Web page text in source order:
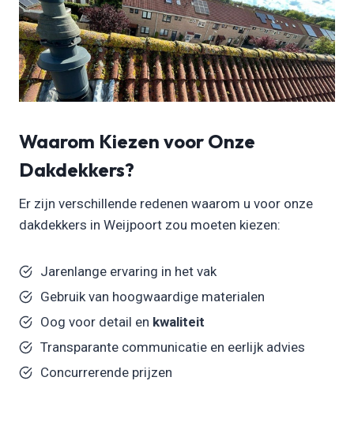
Waarom Kiezen voor Onze
Dakdekkers?
Er zijn verschillende redenen waarom u voor onze
dakdekkers in Weijpoort zou moeten kiezen:
Jarenlange ervaring in het vak
Gebruik van hoogwaardige materialen
Oog voor detail en kwaliteit
Transparante communicatie en eerlijk advies
Concurrerende prijzen